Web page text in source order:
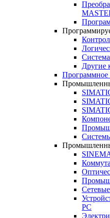
Другие
Программное
PC